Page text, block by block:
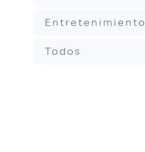
Entretenimiento
Todos